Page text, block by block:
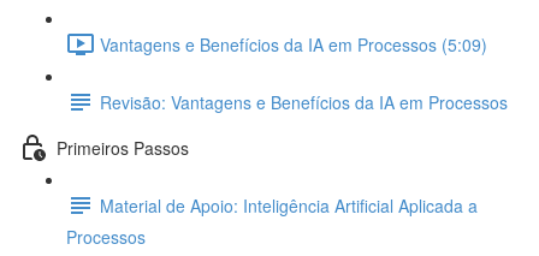
Vantagens e Benefícios da IA em Processos (5:09)
Revisão: Vantagens e Benefícios da IA em Processos
Primeiros Passos
Material de Apoio: Inteligência Artificial Aplicada a
Processos